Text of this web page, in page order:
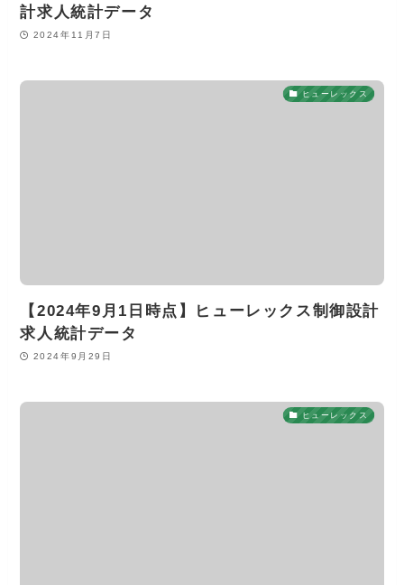
計求人統計データ
2024年11月7日
ヒューレックス
【2024年9月1日時点】ヒューレックス制御設計
求人統計データ
2024年9月29日
ヒューレックス